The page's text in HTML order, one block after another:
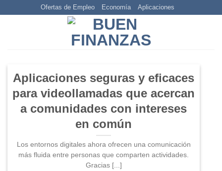
Ofertas de Empleo Economía Aplicaciones
Aplicaciones seguras y eficaces
para videollamadas que acercan
a comunidades con intereses
en común
Los entornos digitales ahora ofrecen una comunicación
más fluida entre personas que comparten actividades.
Gracias [...]